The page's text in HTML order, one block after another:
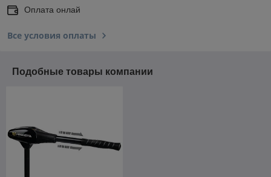
Оплата онлай
Все условия оплаты
Подобные товары компании